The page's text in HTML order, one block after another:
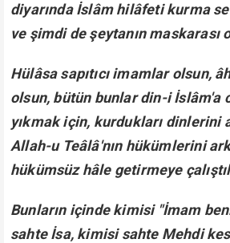
diyarında İslâm hilâfeti kurma
ve şimdi de şeytanın maskarası
Hülâsa sapıtıcı imamlar olsun,
olsun, bütün bunlar din-i İslâm'a
yıkmak için, kurdukları dinlerini
Allah-u Teâlâ'nın hükümlerini
hükümsüz hâle getirmeye
Bunların içinde kimisi "İmam
sahte İsa, kimisi sahte Mehdi